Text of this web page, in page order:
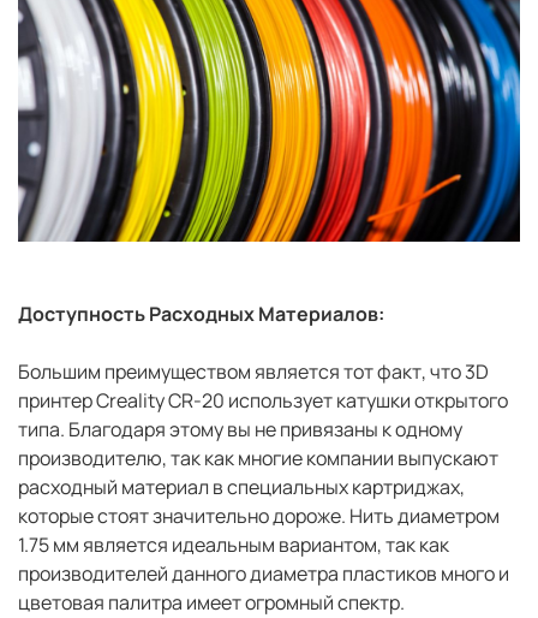
Доступность Расходных Материалов:
Большим преимуществом является тот факт, что 3D
принтер Creality CR-20 использует катушки открытого
типа. Благодаря этому вы не привязаны к одному
производителю, так как многие компании выпускают
расходный материал в специальных картриджах,
которые стоят значительно дороже. Нить диаметром
1.75 мм является идеальным вариантом, так как
производителей данного диаметра пластиков много и
цветовая палитра имеет огромный спектр.